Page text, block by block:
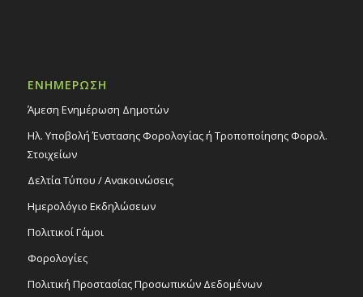
ΕΝΗΜΕΡΩΣΗ
Άμεση Ενημέρωση Δημοτών
Ηλ. Υποβολή Ένστασης Φορολογίας ή Τροποποίησης Φορολ.
Στοιχείων
Δελτία Τύπου / Ανακοινώσεις
Ημερολόγιο Εκδηλώσεων
Πολιτικοί Γάμοι
Φορολογίες
Πολιτική Προστασίας Προσωπικών Δεδομένων